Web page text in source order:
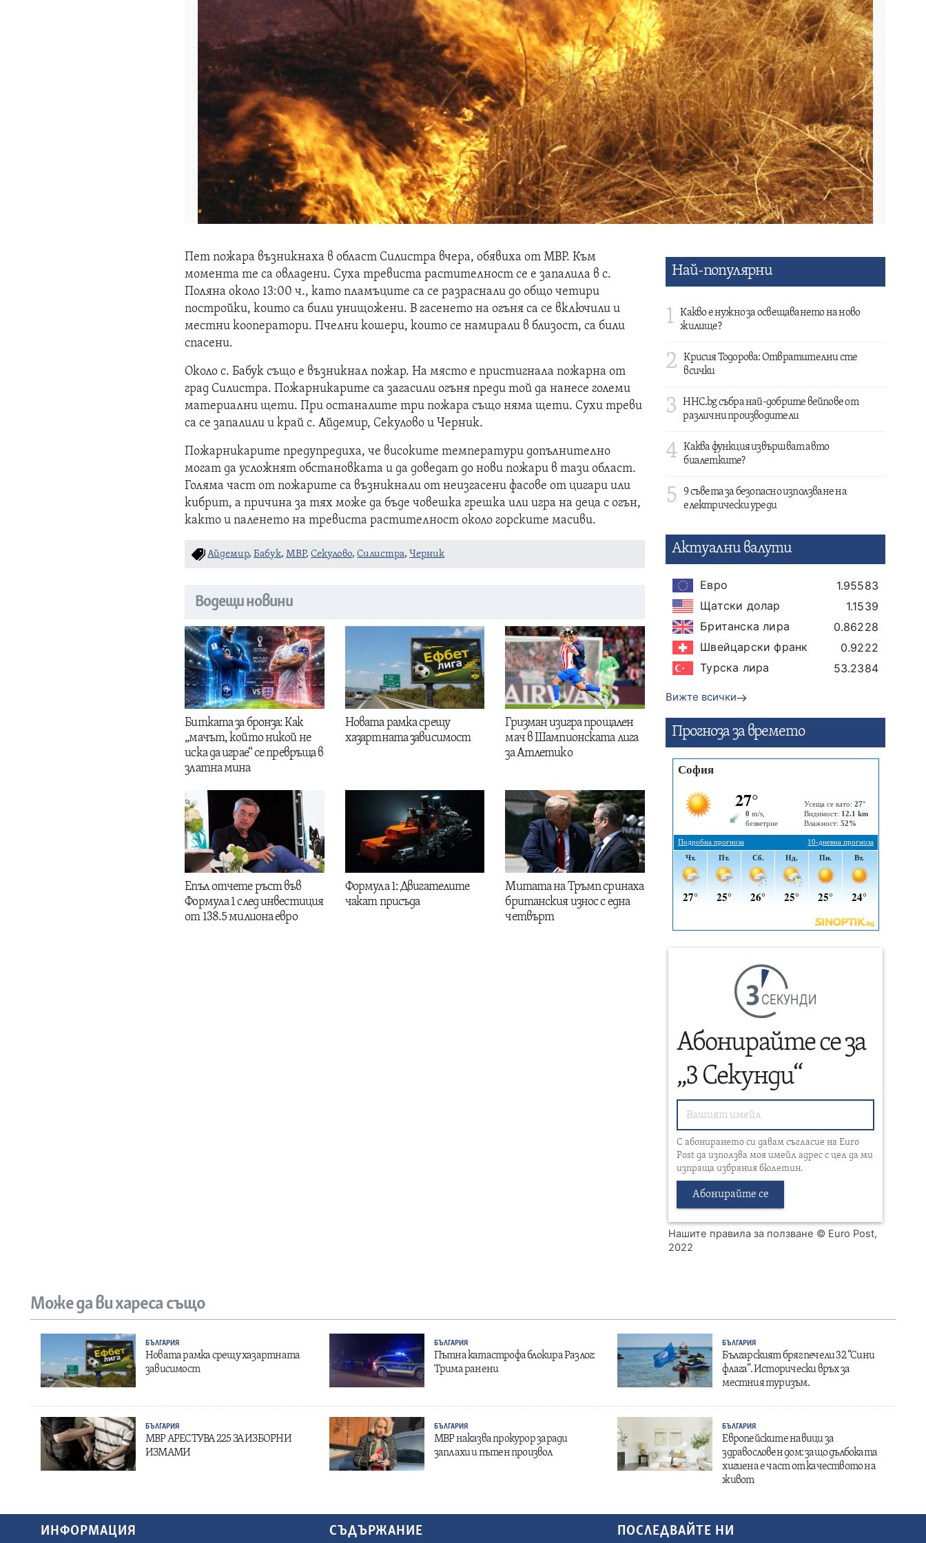
Пет пожара възникнаха в област Силистра вчера, обявиха от МВР. Към
момента те са овладени. Суха тревиста растителност се е запалила в с.
Поляна около 13:00 ч., като пламъците са се разраснали до общо четири
постройки, които са били унищожени. В гасенето на огъня са се включили и
местни кооператори. Пчелни кошери, които се намирали в близост, са били
спасени.
Около с. Бабук също е възникнал пожар. На място е пристигнала пожарна от
град Силистра. Пожарникарите са загасили огъня преди той да нанесе големи
материални щети. При останалите три пожара също няма щети. Сухи треви
са се запалили и край с. Айдемир, Секулово и Черник.
Пожарникарите предупредиха, че високите температури допълнително
могат да усложнят обстановката и да доведат до нови пожари в тази област.
Голяма част от пожарите са възникнали от неизгасени фасове от цигари или
кибрит, а причина за тях може да бъде човешка грешка или игра на деца с огън,
както и паленето на тревиста растителност около горските масиви.
Айдемир,Бабук,МВР,Секулово,Силистра, Черник
Водещи новини
Битката за бронза: Как
„мачът, който никой не
иска да играе“ се превръща в
златна мина
Новата рамка срещу
хазартната зависимост
Гризман изигра прощален
мач в Шампионската лига
за Атлетико
Епъл отчете ръст във
Формула 1 след инвестиция
от 138.5 милиона евро
Формула 1: Двигателите
чакат присъда
Митата на Тръмп сринаха
британския износ с една
четвърт
Най-популярни
1
Какво е нужно за освещаването на ново
жилище?
2
Крисия Тодорова: Отвратителни сте
всички
3
HHC.bg събра най-добрите вейпове от
различни производители
4 Каква функция извършват авто
биалетките?
5
9 съвета за безопасно използване на
електрически уреди
Актуални валути
Евро
1.95583
Щатски долар
1.1539
Британска лира
0.86228
Швейцарски франк
0.9222
Турска лира
53.2384
Вижте всички
Прогнозa за времето
СЕКУНДИ
Абонирайте се за
„3 Секунди“
С абонирането си давам съгласие на Euro
Post да използва моя имейл адрес с цел да ми
изпраща избрания бюлетин.
Абонирайте се
Нашите правила за ползване © Euro Post,
2022
Може да ви хареса също
БЪЛГАРИЯ
Новата рамка срещу хазартната
зависимост
БЪЛГАРИЯ
Пътна катастрофа блокира Разлог:
Трима ранени
БЪЛГАРИЯ
Българският бряг печели 32 “Сини
флага”. Исторически връх за
местния туризъм.
БЪЛГАРИЯ
МВР АРЕСТУВА 225 ЗА ИЗБОРНИ
ИЗМАМИ
БЪЛГАРИЯ
МВР наказва прокурор заради
заплахи и пътен произвол
БЪЛГАРИЯ
Европейските навици за
здравословен дом: защо дълбоката
хигиена е част от качеството на
живот
ИНФОРМАЦИЯ СЪДЪРЖАНИЕ ПОСЛЕДВАЙТЕ НИ